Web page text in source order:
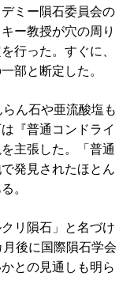
ミー隕石委員会の
ー教授が穴の周り
行った。すぐに、
部と断定した。
ん石や亜流酸塩も
『普通コンドライ
主張した。「普通
発見されたほとん
。
リ隕石」と名づけ
後に国際隕石学会
との見通しも明ら